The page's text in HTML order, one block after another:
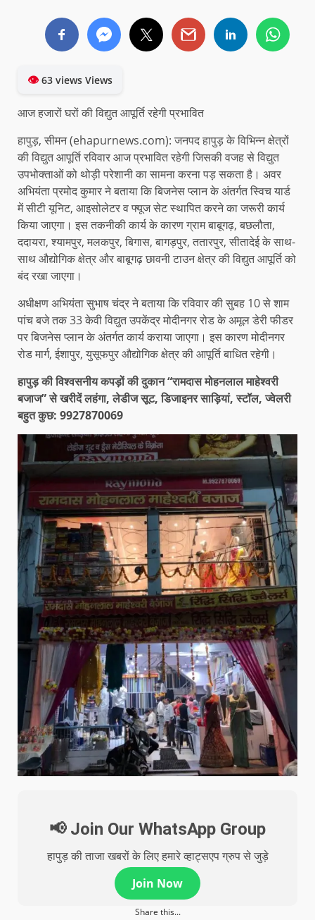
👁63 views Views
आज हजारों घरों की विद्युत आपूर्ति रहेगी प्रभावित
हापुड़, सीमन (ehapurnews.com): जनपद हापुड़ के विभिन्न क्षेत्रों
की विद्युत आपूर्ति रविवार आज प्रभावित रहेगी जिसकी वजह से विद्युत
उपभोक्ताओं को थोड़ी परेशानी का सामना करना पड़ सकता है। अवर
अभियंता प्रमोद कुमार ने बताया कि बिजनेस प्लान के अंतर्गत स्विच यार्ड
में सीटी यूनिट, आइसोलेटर व फ्यूज सेट स्थापित करने का जरूरी कार्य
किया जाएगा। इस तकनीकी कार्य के कारण ग्राम बाबूगढ़, बछलौता,
ददायरा, श्यामपुर, मलकपुर, बिगास, बागड़पुर, ततारपुर, सीतादेई के साथ-
साथ औद्योगिक क्षेत्र और बाबूगढ़ छावनी टाउन क्षेत्र की विद्युत आपूर्ति को
बंद रखा जाएगा।
अधीक्षण अभियंता सुभाष चंद्र ने बताया कि रविवार की सुबह 10 से शाम
पांच बजे तक 33 केवी विद्युत उपकेंद्र मोदीनगर रोड के अमूल डेरी फीडर
पर बिजनेस प्लान के अंतर्गत कार्य कराया जाएगा। इस कारण मोदीनगर
रोड मार्ग, ईशापुर, युसूफपुर औद्योगिक क्षेत्र की आपूर्ति बाधित रहेगी।
हापुड़ की विश्वसनीय कपड़ों की दुकान “रामदास मोहनलाल माहेश्वरी
बजाज” से खरीदें लहंगा, लेडीज सूट, डिजाइनर साड़ियां, स्टॉल, ज्वेलरी
बहुत कुछ: 9927870069
📢 Join Our WhatsApp Group
हापुड़ की ताजा खबरों के लिए हमारे व्हाट्सएप ग्रुप से जुड़े
Join Now
Share this...